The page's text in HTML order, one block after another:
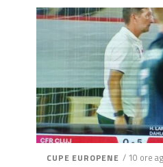
CUPE EUROPENE / 10 ore